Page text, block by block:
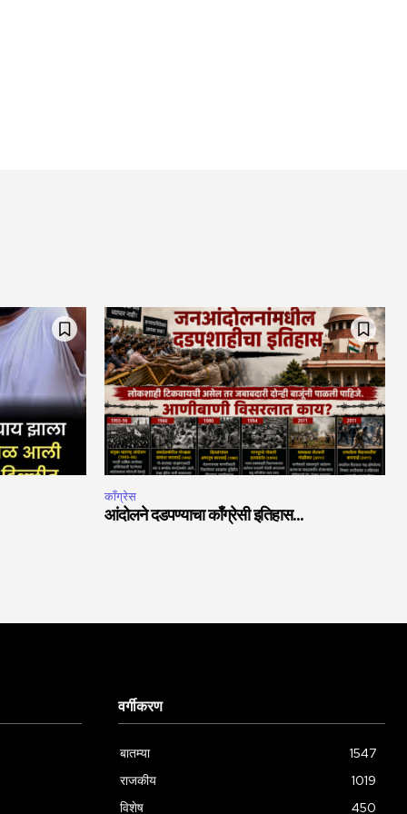
काँग्रेस
आंदोलने दडपण्याचा काँग्रेसी इतिहास…
वर्गीकरण
बातम्या
1547
राजकीय
1019
विशेष
450